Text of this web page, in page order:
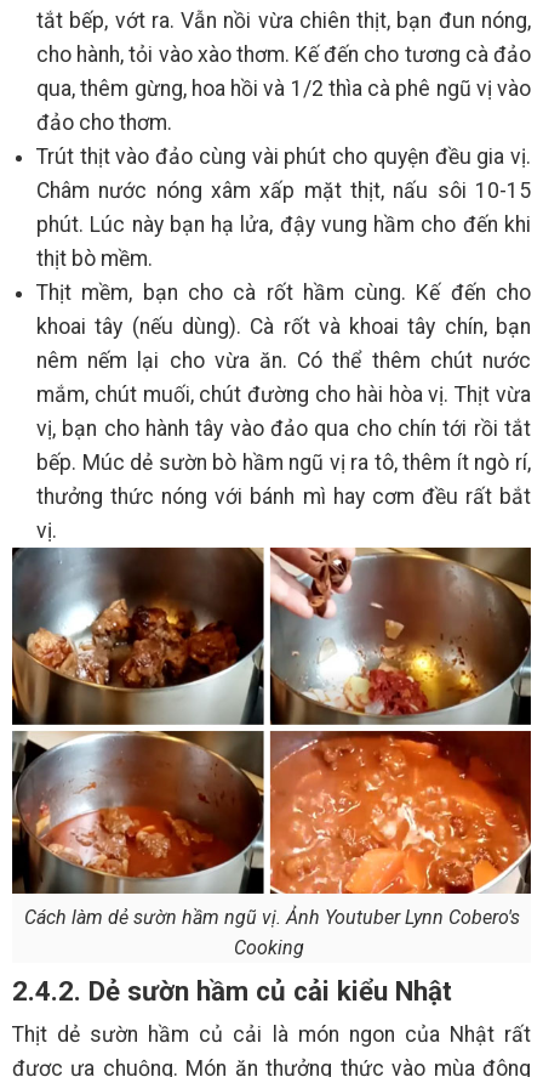
tắt bếp, vớt ra. Vẫn nồi vừa chiên thịt, bạn đun nóng,
cho hành, tỏi vào xào thơm. Kế đến cho tương cà đảo
qua, thêm gừng, hoa hồi và 1/2 thìa cà phê ngũ vị vào
đảo cho thơm.
Trút thịt vào đảo cùng vài phút cho quyện đều gia vị.
Châm nước nóng xâm xấp mặt thịt, nấu sôi 10-15
phút. Lúc này bạn hạ lửa, đậy vung hầm cho đến khi
thịt bò mềm.
Thịt mềm, bạn cho cà rốt hầm cùng. Kế đến cho
khoai tây (nếu dùng). Cà rốt và khoai tây chín, bạn
nêm nếm lại cho vừa ăn. Có thể thêm chút nước
mắm, chút muối, chút đường cho hài hòa vị. Thịt vừa
vị, bạn cho hành tây vào đảo qua cho chín tới rồi tắt
bếp. Múc dẻ sườn bò hầm ngũ vị ra tô, thêm ít ngò rí,
thưởng thức nóng với bánh mì hay cơm đều rất bắt
vị.
Cách làm dẻ sườn hầm ngũ vị. Ảnh Youtuber Lynn Cobero's
Cooking
2.4.2. Dẻ sườn hầm củ cải kiểu Nhật
Thịt dẻ sườn hầm củ cải là món ngon của Nhật rất
được ưa chuộng. Món ăn thưởng thức vào mùa đông